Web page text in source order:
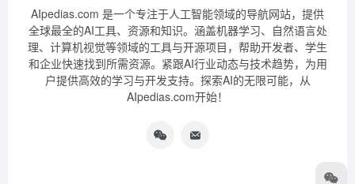
AIpedias.com 是一个专注于人工智能领域的导航网站，提供
全球最全的AI工具、资源和知识。涵盖机器学习、自然语言处
理、计算机视觉等领域的工具与开源项目，帮助开发者、学生
和企业快速找到所需资源。紧跟AI行业动态与技术趋势，为用
户提供高效的学习与开发支持。探索AI的无限可能，从
AIpedias.com开始！